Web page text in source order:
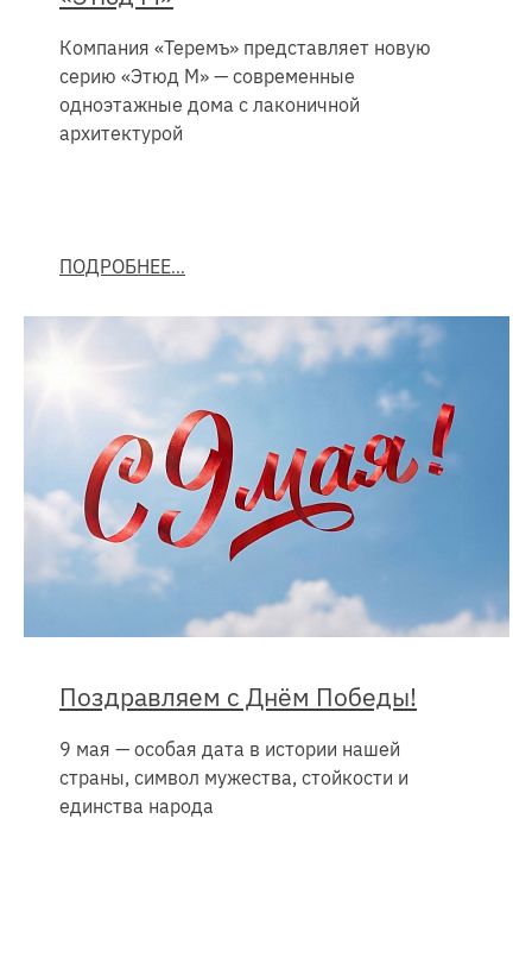
Компания «Теремъ» представляет новую
серию «Этюд М» — современные
одноэтажные дома с лаконичной
архитектурой
ПОДРОБНЕЕ
Поздравляем с Днём Победы!
9 мая — особая дата в истории нашей
страны, символ мужества, стойкости и
единства народа